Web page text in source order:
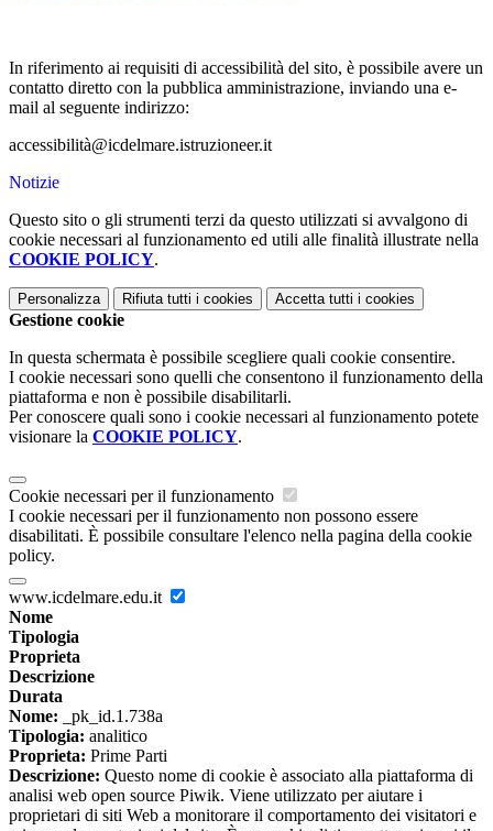
In riferimento ai requisiti di accessibilità del sito, è possibile avere un
contatto diretto con la pubblica amministrazione, inviando una e-
mail al seguente indirizzo:
accessibilità@icdelmare.istruzioneer.it
Notizie
Questo sito o gli strumenti terzi da questo utilizzati si avvalgono di
cookie necessari al funzionamento ed utili alle finalità illustrate nella
COOKIE POLICY.
Personalizza Rifiuta tutti i cookies Accetta tutti i cookies
Gestione cookie
In questa schermata è possibile scegliere quali cookie consentire.
I cookie necessari sono quelli che consentono il funzionamento della
piattaforma e non è possibile disabilitarli.
Per conoscere quali sono i cookie necessari al funzionamento potete
visionare la COOKIE POLICY.
Cookie necessari per il funzionamento
I cookie necessari per il funzionamento non possono essere
disabilitati. È possibile consultare l'elenco nella pagina della cookie
policy.
www.icdelmare.edu.it
Nome
Tipologia
Proprieta
Descrizione
Durata
Nome: _pk_id.1.738a
Tipologia: analitico
Proprieta: Prime Parti
Descrizione: Questo nome di cookie è associato alla piattaforma di
analisi web open source Piwik. Viene utilizzato per aiutare i
proprietari di siti Web a monitorare il comportamento dei visitatori e